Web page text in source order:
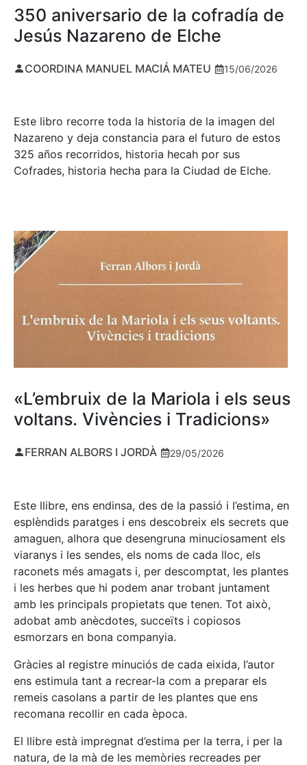
350 aniversario de la cofradía de
Jesús Nazareno de Elche
COORDINA MANUEL MACIÁ MATEU 15/06/2026
Este libro recorre toda la historia de la imagen del
Nazareno y deja constancia para el futuro de estos
325 años recorridos, historia hecah por sus
Cofrades, historia hecha para la Ciudad de Elche.
«L’embruix de la Mariola i els seus
voltans. Vivències i Tradicions»
FERRAN ALBORS I JORDÀ 29/05/2026
Este llibre, ens endinsa, des de la passió i l’estima, en
esplèndids paratges i ens descobreix els secrets que
amaguen, alhora que desengruna minuciosament els
viaranys i les sendes, els noms de cada lloc, els
raconets més amagats i, per descomptat, les plantes
i les herbes que hi podem anar trobant juntament
amb les principals propietats que tenen. Tot això,
adobat amb anècdotes, succeïts i copiosos
esmorzars en bona companyia.
Gràcies al registre minuciós de cada eixida, l’autor
ens estimula tant a recrear-la com a preparar els
remeis casolans a partir de les plantes que ens
recomana recollir en cada època.
El llibre està impregnat d’estima per la terra, i per la
natura, de la mà de les memòries recreades per